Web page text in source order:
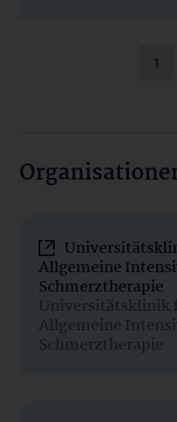
1
Allgemeine
Schmerztherapie
Universitätsklinik
Allgemeine
Schmerztherapie